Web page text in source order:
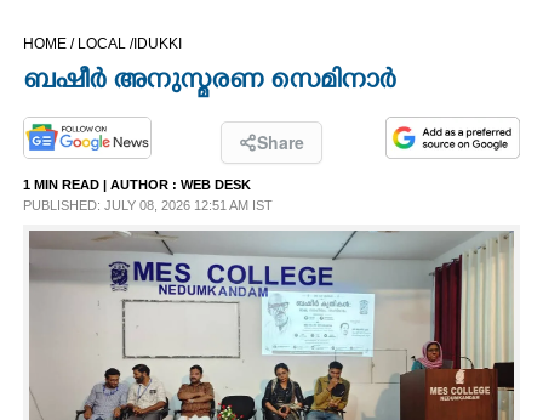
OPINION
PHOTOS
LIFESTYLE
SPIRITUAL
INFO+
HOME / LOCAL /IDUKKI
ബഷീർ അനുസ്മരണ സെമിനാർ
Share
1 MIN READ | AUTHOR : WEB DESK
PUBLISHED: JULY 08, 2026 12:51 AM IST